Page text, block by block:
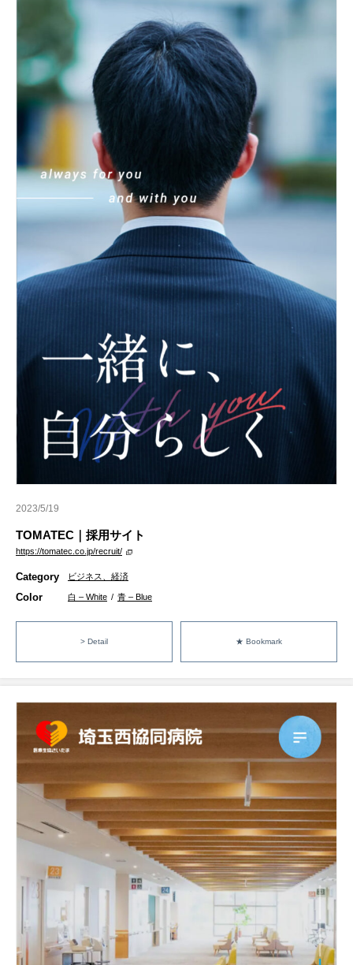
2023/5/19
TOMATEC｜採用サイト
https://tomatec.co.jp/recruit/
Category ビジネス、経済
Color 白 – White / 青 – Blue
> Detail ★ Bookmark